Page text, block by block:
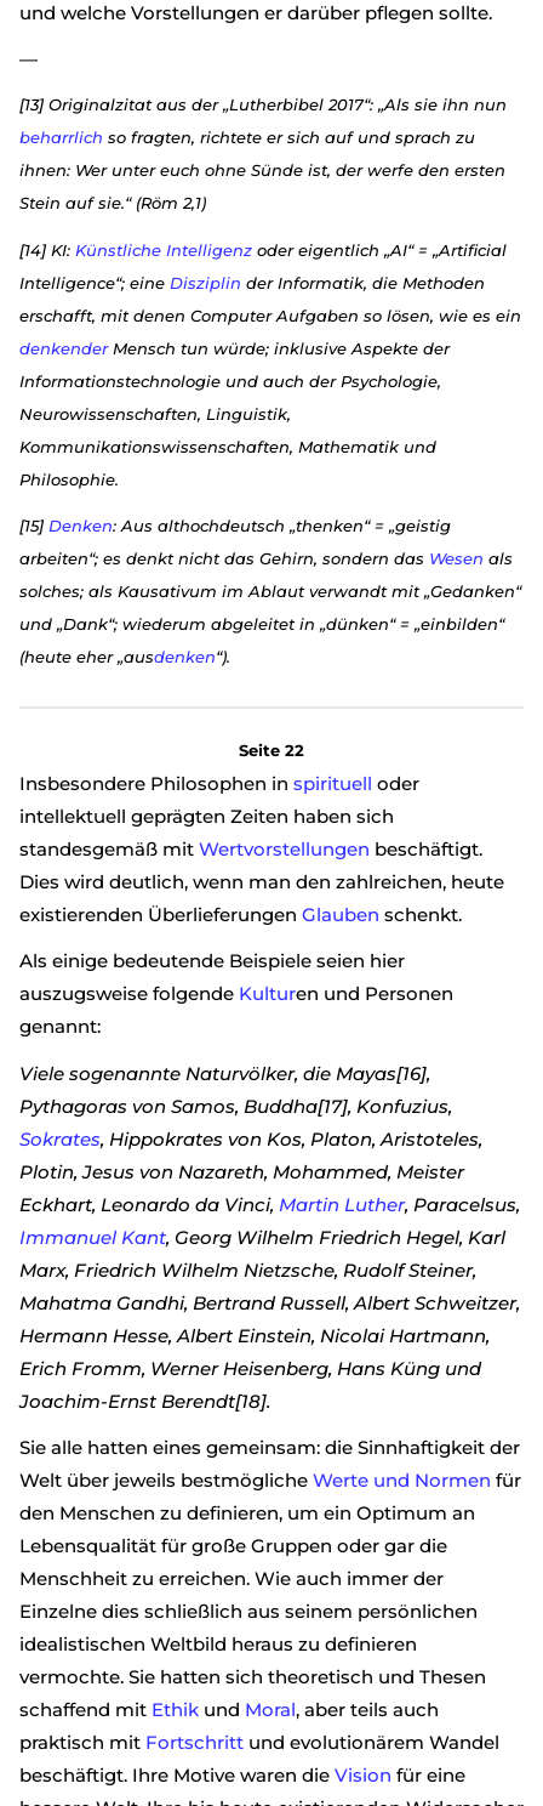
und welche Vorstellungen er darüber pflegen sollte.
—
[13] Originalzitat aus der „Lutherbibel 2017“: „Als sie ihn nun
beharrlich so fragten, richtete er sich auf und sprach zu
ihnen: Wer unter euch ohne Sünde ist, der werfe den ersten
Stein auf sie.“ (Röm 2,1)
[14] KI: Künstliche Intelligenz oder eigentlich „AI“ = „Artificial
Intelligence“; eine Disziplin der Informatik, die Methoden
erschafft, mit denen Computer Aufgaben so lösen, wie es ein
denkenderMensch tun würde; inklusive Aspekte der
Informationstechnologie und auch der Psychologie,
Neurowissenschaften, Linguistik,
Kommunikationswissenschaften, Mathematik und
Philosophie.
[15] Denken: Aus althochdeutsch „thenken“ = „geistig
arbeiten“; es denkt nicht das Gehirn, sondern das Wesen als
solches; als Kausativum im Ablaut verwandt mit „Gedanken“
und „Dank“; wiederum abgeleitet in „dünken“ = „einbilden“
(heute eher „ausdenken“).
Seite 22
Insbesondere Philosophen in spirituell oder
intellektuell geprägten Zeiten haben sich
standesgemäß mit Wertvorstellungen beschäftigt.
Dies wird deutlich, wenn man den zahlreichen, heute
existierenden Überlieferungen Glauben schenkt.
Als einige bedeutende Beispiele seien hier
auszugsweise folgende Kulturen und Personen
genannt:
Viele sogenannte Naturvölker, die Mayas[16],
Pythagoras von Samos, Buddha[17], Konfuzius,
Sokrates, Hippokrates von Kos, Platon, Aristoteles,
Plotin, Jesus von Nazareth, Mohammed, Meister
Eckhart, Leonardo da Vinci, Martin Luther, Paracelsus,
Immanuel Kant, Georg Wilhelm Friedrich Hegel, Karl
Marx, Friedrich Wilhelm Nietzsche, Rudolf Steiner,
Mahatma Gandhi, Bertrand Russell, Albert Schweitzer,
Hermann Hesse, Albert Einstein, Nicolai Hartmann,
Erich Fromm, Werner Heisenberg, Hans Küng und
Joachim-Ernst Berendt[18].
Sie alle hatten eines gemeinsam: die Sinnhaftigkeit der
Welt über jeweils bestmögliche Werte und Normen für
den Menschen zu definieren, um ein Optimum an
Lebensqualität für große Gruppen oder gar die
Menschheit zu erreichen. Wie auch immer der
Einzelne dies schließlich aus seinem persönlichen
idealistischen Weltbild heraus zu definieren
vermochte. Sie hatten sich theoretisch und Thesen
schaffend mit Ethik und Moral, aber teils auch
praktisch mit Fortschritt und evolutionärem Wandel
beschäftigt. Ihre Motive waren die Vision für eine